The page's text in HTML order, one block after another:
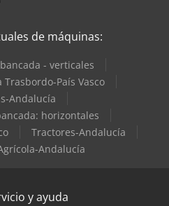
de máquinas:
- verticales
Trasbordo-País Vasco
Andalucía
horizontales
Tractores-Andalucía
Andalucía
y ayuda